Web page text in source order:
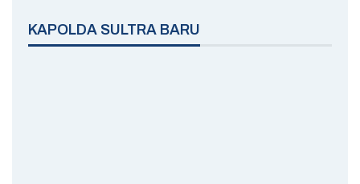
KAPOLDA SULTRA BARU